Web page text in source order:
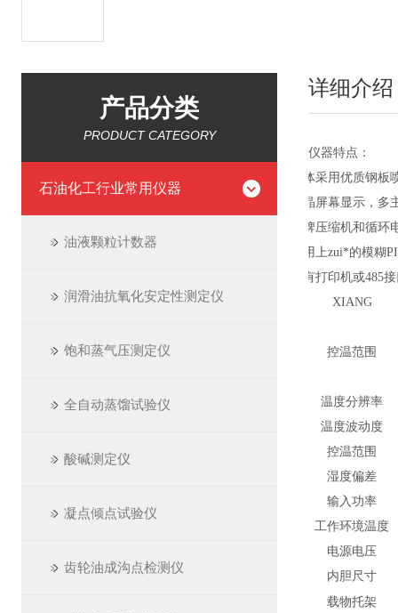
产品分类
PRODUCT CATEGORY
石油化工行业常用仪器
油液颗粒计数器
润滑油抗氧化安定性测定仪
饱和蒸气压测定仪
全自动蒸馏试验仪
酸碱测定仪
凝点倾点试验仪
齿轮油成沟点检测仪
详细介绍
仪器特点：
箱体采用优质钢
液晶屏幕显示，
品牌压缩机和循
配用上zui*的模糊
具有打印机或485接
XIANG
控温范围
温度分辨率
温度波动度
控温范围
湿度偏差
输入功率
工作环境温度
电源电压
内胆尺寸
载物托架